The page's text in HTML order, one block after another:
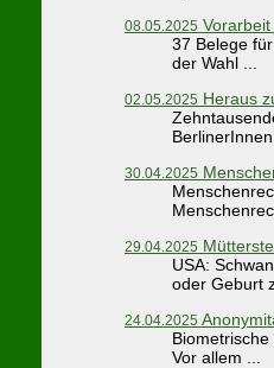
08.05.2025
37 Belege
der Wahl ...
02.05.2025 Heraus
BerlinerInnen
30.04.2025
29.04.2025
USA:
oder Geburt
24.04.2025
Vor allem ...